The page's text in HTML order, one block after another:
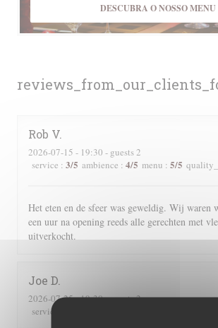
Rob V
2026-07-15 - 19:30 - guests 2
service : 3/5 ambience : 4/5 menu : 5/5
Het eten en de sfeer was geweldig. Wij waren
een uur na opening reeds alle gerechten met
uitverkocht.
Joe D
2026-07-25- 19:30 - guests 2
service
DESCUBRA O NOSSO MENU